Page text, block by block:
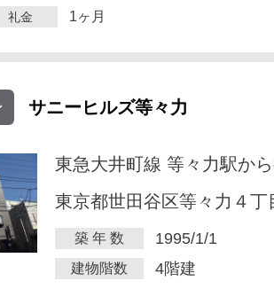
礼金 1ヶ月
サニーヒルズ等々力
東急大井町線 等々力駅か
東京都世田谷区等々力４丁
築 年 数 1995/1/1
建物階数 4階建